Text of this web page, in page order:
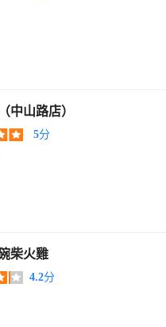
中山路店）
5分
柴火雞
4.2分